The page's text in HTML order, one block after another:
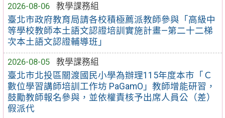
2026-08-06
教學課務組
臺北市政府教育局請各校積極薦派教師參與「高級中
等學校教師本土語文認證培訓實施計畫—第二十二梯
次本土語文認證輔導班」
2026-08-05
教學課務組
臺北市北投區關渡國民小學為辦理115年度本市「Ｃ
數位學習講師培訓工作坊 PaGamO」教師增能研習，
鼓勵教師報名參與，並依權責核予出席人員公（差）
假派代